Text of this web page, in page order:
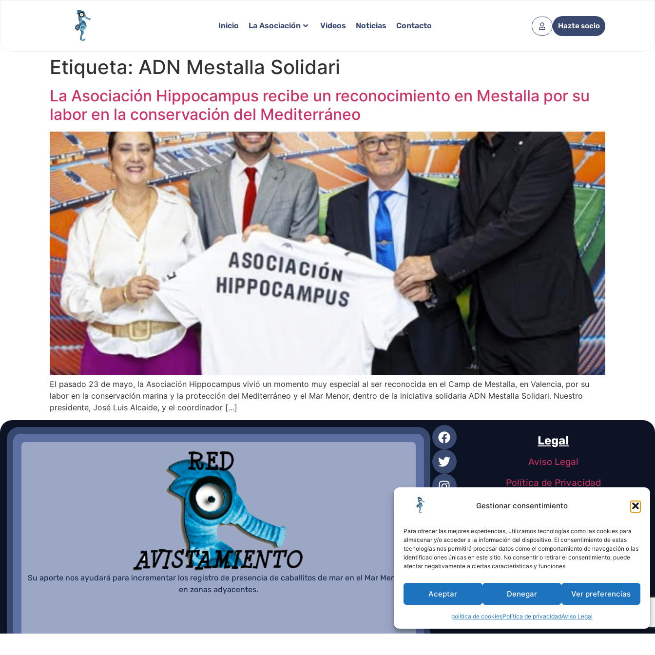
Gestionar consentimiento
Para ofrecer las mejores experiencias, utilizamos tecnologías como las cookies para
almacenar y/o acceder a la información del dispositivo. El consentimiento de estas
tecnologías nos permitirá procesar datos como el comportamiento de navegación o las
identificaciones únicas en este sitio. No consentir o retirar el consentimiento, puede
afectar negativamente a ciertas características y funciones.
Aceptar Denegar Ver preferencias
política de cookiesPolítica de privacidadAviso Legal
Inicio La Asociación Videos Noticias Contacto Hazte socio
Etiqueta: ADN Mestalla Solidari
La Asociación Hippocampus recibe un reconocimiento en Mestalla por su
labor en la conservación del Mediterráneo
El pasado 23 de mayo, la Asociación Hippocampus vivió un momento muy especial al ser reconocida en el Camp de Mestalla, en Valencia, por su
labor en la conservación marina y la protección del Mediterráneo y el Mar Menor, dentro de la iniciativa solidaria ADN Mestalla Solidari. Nuestro
presidente, José Luis Alcaide, y el coordinador […]
Su aporte nos ayudará para incrementar los registro de presencia de caballitos de mar en el Mar Menor o
en zonas adyacentes.
Legal
Aviso Legal
Política de Privacidad
Política de Cookies